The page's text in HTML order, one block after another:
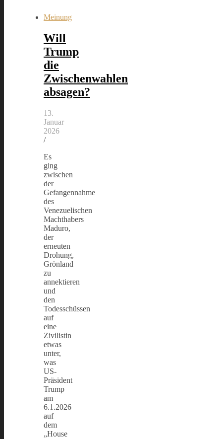
Meinung
Will
Trump
die
Zwischenwahlen
absagen?
13.
Januar
2026
/
Es
ging
zwischen
der
Gefangennahme
des
Venezuelischen
Machthabers
Maduro,
der
erneuten
Drohung,
Grönland
zu
annektieren
und
den
Todesschüssen
auf
eine
Zivilistin
etwas
unter,
was
US-
Präsident
Trump
am
6.1.2026
auf
dem
„House